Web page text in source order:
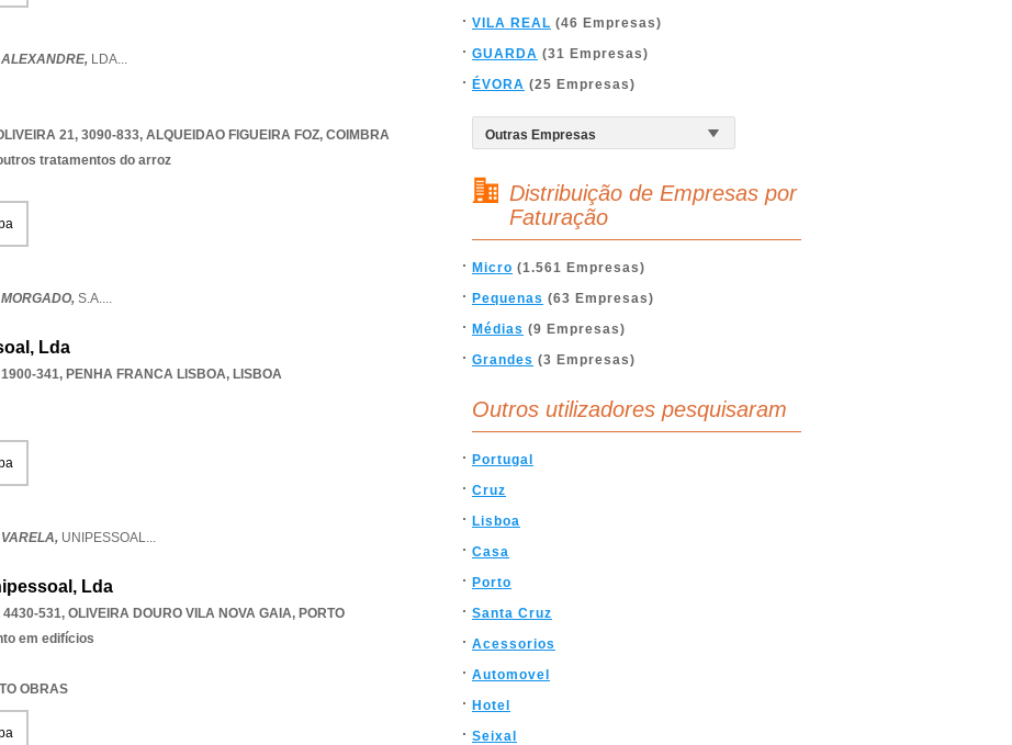
LDA...
21, 3090-833, ALQUEIDAO FIGUEIRA FOZ, COIMBRA
tratamentos do arroz
S.A....
Lda
1900-341, PENHA FRANCA LISBOA, LISBOA
UNIPESSOAL...
Lda
4430-531, OLIVEIRA DOURO VILA NOVA GAIA, PORTO
em edifícios
OBRAS
VILA REAL (46 Empresas)
GUARDA (31 Empresas)
ÉVORA (25 Empresas)
Distribuição de Empresas por
Faturação
Micro (1.561 Empresas)
Pequenas (63 Empresas)
Médias (9 Empresas)
Grandes (3 Empresas)
Outros utilizadores pesquisaram
Portugal
Cruz
Lisboa
Casa
Porto
Santa Cruz
Acessorios
Automovel
Hotel
Seixal